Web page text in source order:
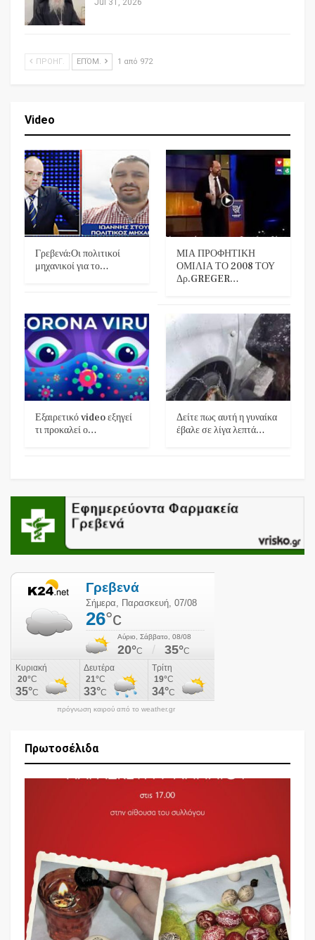
Jul 31, 2026
ΠΡΟΗΓ. ΕΠΌΜ. 1 από 972
Video
Γρεβενά:Οι πολιτικοί
μηχανικοί για το…
ΜΙΑ ΠΡΟΦΗΤΙΚΗ
ΟΜΙΛΙΑ ΤΟ 2008 ΤΟΥ
Δρ.GREGER…
Εξαιρετικό video εξηγεί
τι προκαλεί ο…
Δείτε πως αυτή η γυναίκα
έβαλε σε λίγα λεπτά…
πρόγνωση καιρού από το weather.gr
Πρωτοσέλιδα